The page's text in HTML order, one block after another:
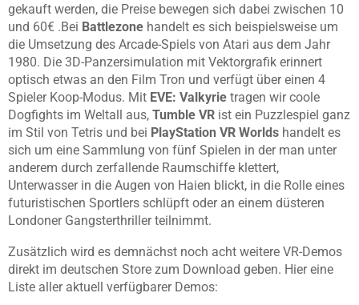
gekauft werden, die Preise bewegen sich dabei zwischen 10
und 60€ .Bei Battlezone handelt es sich beispielsweise um
die Umsetzung des Arcade-Spiels von Atari aus dem Jahr
1980. Die 3D-Panzersimulation mit Vektorgrafik erinnert
optisch etwas an den Film Tron und verfügt über einen 4
Spieler Koop-Modus. Mit EVE: Valkyrie tragen wir coole
Dogfights im Weltall aus, Tumble VR ist ein Puzzlespiel ganz
im Stil von Tetris und bei PlayStation VR Worlds handelt es
sich um eine Sammlung von fünf Spielen in der man unter
anderem durch zerfallende Raumschiffe klettert,
Unterwasser in die Augen von Haien blickt, in die Rolle eines
futuristischen Sportlers schlüpft oder an einem düsteren
Londoner Gangsterthriller teilnimmt.
Zusätzlich wird es demnächst noch acht weitere VR-Demos
direkt im deutschen Store zum Download geben. Hier eine
Liste aller aktuell verfügbarer Demos: